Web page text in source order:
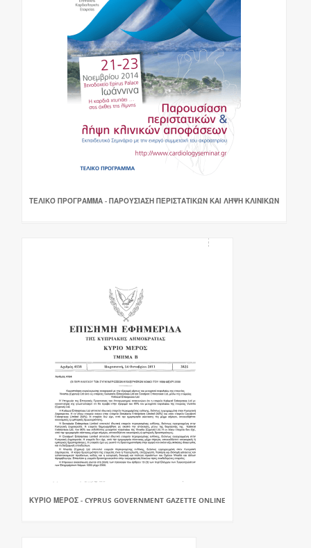
ΤΕΛΙΚΌ ΠΡΌΓΡΑΜΜΑ - ΠΑΡΟΥΣΊΑΣΗ ΠΕΡΙΣΤΑΤΙΚΏΝ ΚΑΙ ΛΉΨΗ ΚΛΙΝΙΚΏΝ
ΚΥΡΙΟ ΜΕΡΟΣ - CYPRUS GOVERNMENT GAZETTE ONLINE